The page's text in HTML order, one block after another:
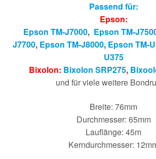
Passend für:
Epson:
Epson TM-J7000, Epson TM-
J7700, Epson TM-J8000, Epson TM-
U375
Bixolon: Bixolon SRP275,
und für viele weitere
Breite: 76mm
Durchmesser: 65mm
Lauflänge: 45m
Kerndurchmesser: